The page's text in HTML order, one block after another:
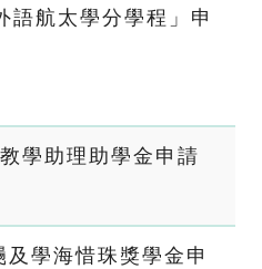
語航太學分學程」申
學助理助學金申請
學海惜珠獎學金申